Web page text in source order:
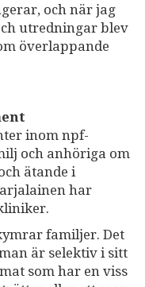
och när jag
utredningar blev
överlappande
inom npf-
och anhöriga om
ätande i
har
familjer. Det
är selektiv i sitt
som har en viss